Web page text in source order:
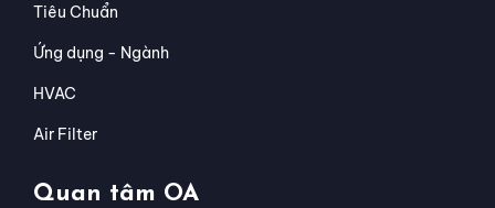
Tiêu Chuẩn
Ứng dụng - Ngành
HVAC
Air Filter
Quan tâm OA